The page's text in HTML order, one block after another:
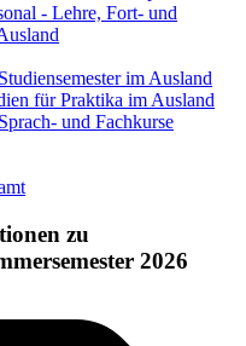
- Lehre, Fort- und
im Ausland
für Praktika im Ausland
und Fachkurse
zu
2026